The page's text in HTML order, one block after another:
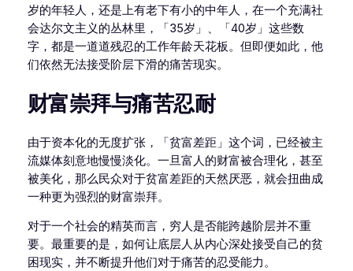
岁的年轻人，还是上有老下有小的中年人，在一个充满社
会达尔文主义的丛林里，「35岁」、「40岁」这些数
字，都是一道道残忍的工作年龄天花板。但即便如此，他
们依然无法接受阶层下滑的痛苦现实。
财富崇拜与痛苦忍耐
由于资本化的无度扩张，「贫富差距」这个词，已经被主
流媒体刻意地慢慢淡化。一旦富人的财富被合理化，甚至
被美化，那么民众对于贫富差距的天然厌恶，就会扭曲成
一种更为强烈的财富崇拜。
对于一个社会的精英而言，穷人是否能跨越阶层并不重
要。最重要的是，如何让底层人从内心深处接受自己的贫
困现实，并不断提升他们对于痛苦的忍受能力。